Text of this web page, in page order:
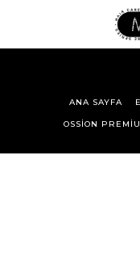
ANA SAYFA
OSSION